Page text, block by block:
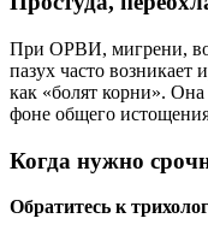
При ОРВИ, мигрени,
пазух часто
как «болят корни».
фоне общего
Когда нужно
Обратитесь к